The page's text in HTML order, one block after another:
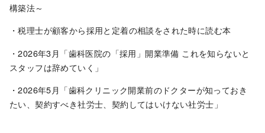
構築法～
・税理士が顧客から採用と定着の相談をされた時に読む本
・2026年3月「歯科医院の「採用」開業準備 これを知らないと
スタッフは辞めていく」
・2026年5月「歯科クリニック開業前のドクターが知っておき
たい、契約すべき社労士、契約してはいけない社労士」